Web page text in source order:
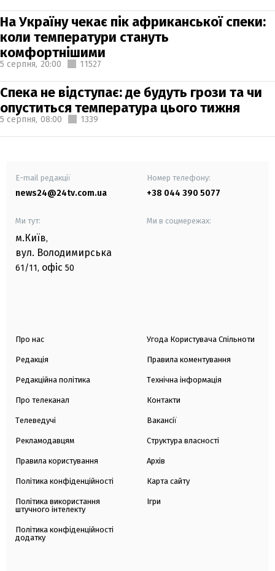
На Україну чекає пік африканської спеки:
коли температури стануть
комфортнішими
5 серпня, 20:00 11527
Спека не відступає: де будуть грози та чи
опуститься температура цього тижня
5 серпня, 08:00 1339
E-mail редакції
news24@24tv.com.ua
Номер телефону:
+38 044 390 5077
Ми тут:
м.Київ,
вул. Володимирська
61/11, офіс 50
Ми в соцмережах:
Про нас
Редакція
Редакційна політика
Про телеканал
Телеведучі
Рекламодавцям
Правила користування
Політика конфіденційності
Політика використання
штучного інтелекту
Політика конфіденційності
додатку
Угода Користувача Спільноти
Правила коментування
Технічна інформація
Контакти
Вакансії
Структура власності
Архів
Карта сайту
Ігри